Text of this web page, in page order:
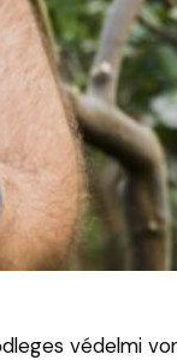
védelmi